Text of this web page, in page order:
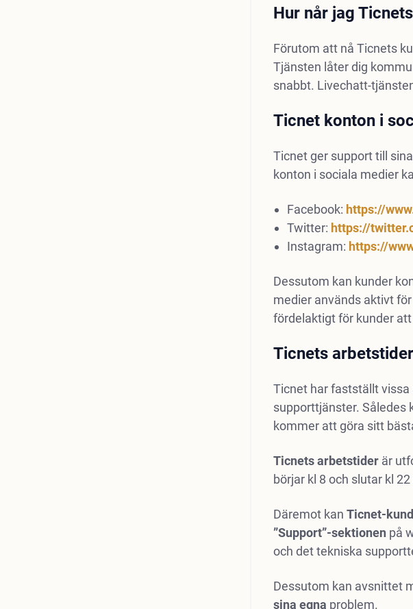
Hur når jag
Förutom att nå Ticnets
Tjänsten låter dig
snabbt. Livechatt-
Ticnet konton i
Ticnet ger support till
konton i sociala medier
Facebook: https://
Twitter: https://
Instagram: https://
Dessutom kan kunder
medier används aktivt
fördelaktigt för kunder
Ticnets arbetstider
Ticnet har fastställt
supporttjänster. Således
kommer att göra sitt
Ticnets arbetstiderär
börjar kl 8 och slutar kl
Däremot kan Ticnet-
”Support”-sektionen på
och det tekniska
Dessutom kan avsnittet
sina egna problem.